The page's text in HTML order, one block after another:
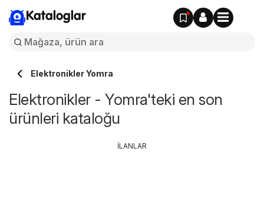
Kataloglar
Elektronikler Yomra
Elektronikler - Yomra'teki en son
ürünleri kataloğu
İLANLAR